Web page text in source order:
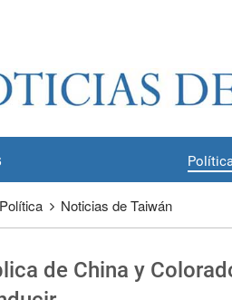
Política Noticias de Taiwán
de China y